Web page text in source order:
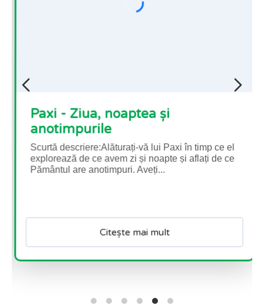
Paxi - Ziua, noaptea și
anotimpurile
Scurtă descriere:Alăturați-vă lui Paxi în timp ce el
explorează de ce avem zi și noapte și aflați de ce
Pământul are anotimpuri. Aveți...
Citește mai mult